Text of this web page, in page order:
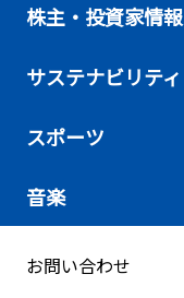
株主・投資家情報
サステナビリティ
スポーツ
音楽
お問い合わせ